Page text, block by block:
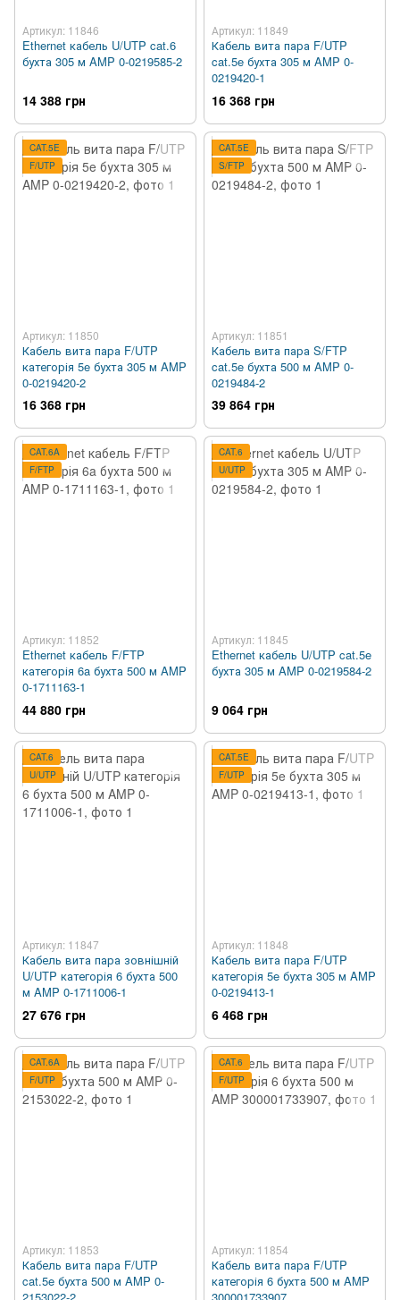
Артикул: 11846
Ethernet кабель U/UTP cat.6
бухта 305 м AMP 0-0219585-2
14 388 грн
Артикул: 11849
Кабель вита пара F/UTP
cat.5e бухта 305 м AMP 0-
0219420-1
16 368 грн
CAT.5E
F/UTP
Артикул: 11850
Кабель вита пара F/UTP
категорія 5e бухта 305 м AMP
0-0219420-2
16 368 грн
CAT.5E
S/FTP
Артикул: 11851
Кабель вита пара S/FTP
cat.5e бухта 500 м AMP 0-
0219484-2
39 864 грн
CAT.6A
F/FTP
Артикул: 11852
Ethernet кабель F/FTP
категорія 6a бухта 500 м AMP
0-1711163-1
44 880 грн
CAT.6
U/UTP
Артикул: 11845
Ethernet кабель U/UTP cat.5e
бухта 305 м AMP 0-0219584-2
9 064 грн
CAT.6
U/UTP
Артикул: 11847
Кабель вита пара зовнішній
U/UTP категорія 6 бухта 500
м AMP 0-1711006-1
27 676 грн
CAT.5E
F/UTP
Артикул: 11848
Кабель вита пара F/UTP
категорія 5e бухта 305 м AMP
0-0219413-1
6 468 грн
CAT.6A
F/UTP
Артикул: 11853
Кабель вита пара F/UTP
cat.5e бухта 500 м AMP 0-
CAT.6
F/UTP
Артикул: 11854
Кабель вита пара F/UTP
категорія 6 бухта 500 м AMP